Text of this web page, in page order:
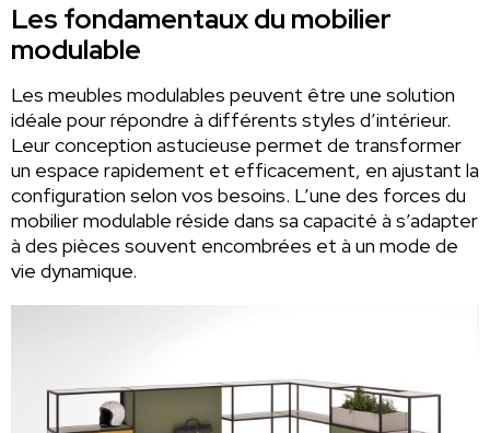
Les fondamentaux du mobilier
modulable
Les meubles modulables peuvent être une solution
idéale pour répondre à différents styles d’intérieur.
Leur conception astucieuse permet de transformer
un espace rapidement et efficacement, en ajustant la
configuration selon vos besoins. L’une des forces du
mobilier modulable réside dans sa capacité à s’adapter
à des pièces souvent encombrées et à un mode de
vie dynamique.